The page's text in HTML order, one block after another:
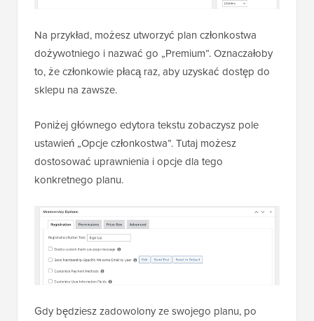
Na przykład, możesz utworzyć plan członkostwa
dożywotniego i nazwać go „Premium”. Oznaczałoby
to, że członkowie płacą raz, aby uzyskać dostęp do
sklepu na zawsze.
Poniżej głównego edytora tekstu zobaczysz pole
ustawień „Opcje członkostwa”. Tutaj możesz
dostosować uprawnienia i opcje dla tego
konkretnego planu.
Gdy będziesz zadowolony ze swojego planu, po